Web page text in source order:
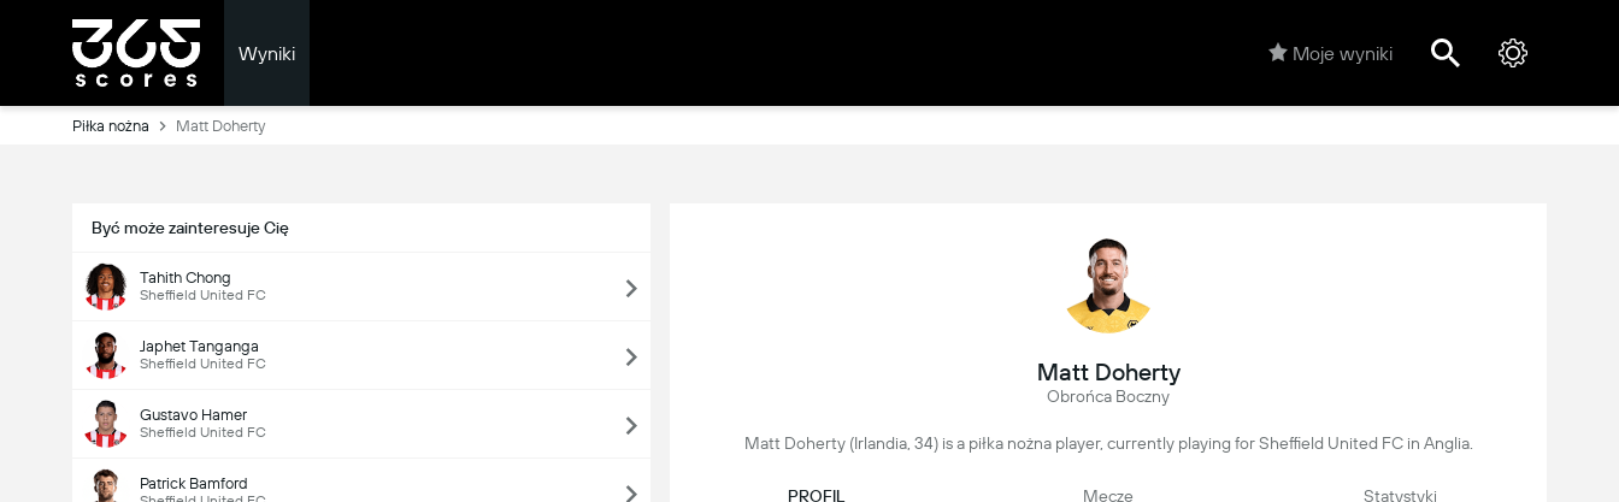
Wyniki Moje wyniki
Piłka nożna Matt Doherty
Być może zainteresuje Cię
Tahith Chong
Sheffield United FC
Japhet Tanganga
Sheffield United FC
Gustavo Hamer
Sheffield United FC
Patrick Bamford
Matt Doherty
Obrońca Boczny
Matt Doherty (Irlandia, 34) is a piłka nożna player, currently playing for Sheffield United FC in Anglia.
PROFIL Mecze Statystyki